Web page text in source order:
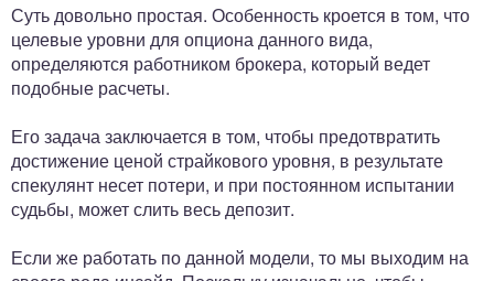
Суть довольно простая. Особенность кроется в том, что
целевые уровни для опциона данного вида,
определяются работником брокера, который ведет
подобные расчеты.
Его задача заключается в том, чтобы предотвратить
достижение ценой страйкового уровня, в результате
спекулянт несет потери, и при постоянном испытании
судьбы, может слить весь депозит.
Если же работать по данной модели, то мы выходим на